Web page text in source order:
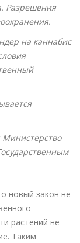
Разрешения
на каннабис
новый закон не
растений не
Таким